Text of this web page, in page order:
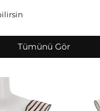
Tümünü Gör